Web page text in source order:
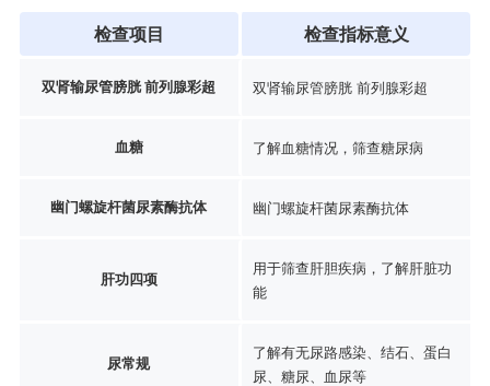
检查项目 检查指标意义
双肾输尿管膀胱 前列腺彩超 双肾输尿管膀胱 前列腺彩超
血糖 了解血糖情况，筛查糖尿病
幽门螺旋杆菌尿素酶抗体 幽门螺旋杆菌尿素酶抗体
肝功四项
用于筛查肝胆疾病，了解肝脏功
能
尿常规
了解有无尿路感染、结石、蛋白
尿、糖尿、血尿等